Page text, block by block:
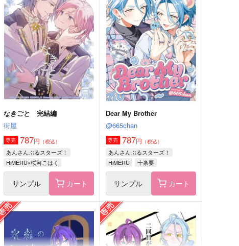
メル燐HOLIC
E&L
2,200円（税込）
HiMERU×天城燐音
サンプル 作品詳細
カーテンコール！
くさもち
1,430円（税込）
朔間零×大神晃牙
サンプル 作品詳細
転覆
ここがはじまり
なきごと 完結編
街屋
専売 787円 （税込）
あんさんぶるスターズ！
HiMERU×桜河こはく
サンプル カート
Dear My Brother
@665chan
専売 787円 （税込）
あんさんぶるスターズ！
HiMERU
十条要
サンプル カート